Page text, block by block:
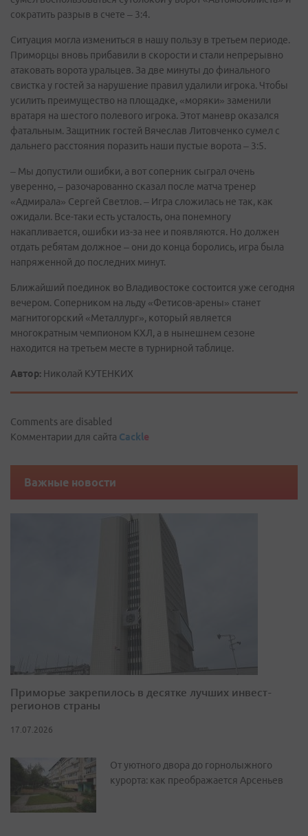
сократить разрыв в счете – 3:4.
Ситуация могла измениться в нашу пользу в третьем периоде.
Приморцы вновь прибавили в скорости и стали непрерывно
атаковать ворота уральцев. За две минуты до финального
свистка у гостей за нарушение правил удалили игрока. Чтобы
усилить преимущество на площадке, «моряки» заменили
вратаря на шестого полевого игрока. Этот маневр оказался
фатальным. Защитник гостей Вячеслав Литовченко сумел с
дальнего расстояния поразить наши пустые ворота – 3:5.
– Мы допустили ошибки, а вот соперник сыграл очень
уверенно, – разочарованно сказал после матча тренер
«Адмирала» Сергей Светлов. – Игра сложилась не так, как
ожидали. Все-таки есть усталость, она понемногу
накапливается, ошибки из-за нее и появляются. Но должен
отдать ребятам должное – они до конца боролись, игра была
напряженной до последних минут.
Ближайший поединок во Владивостоке состоится уже сегодня
вечером. Соперником на льду «Фетисов-арены» станет
магнитогорский «Металлург», который является
многократным чемпионом КХЛ, а в нынешнем сезоне
находится на третьем месте в турнирной таблице.
Автор: Николай КУТЕНКИХ
Comments are disabled
Комментарии для сайта Cackle
Важные новости
Приморье закрепилось в десятке лучших инвест-
регионов страны
17.07.2026
От уютного двора до горнолыжного
курорта: как преображается Арсеньев